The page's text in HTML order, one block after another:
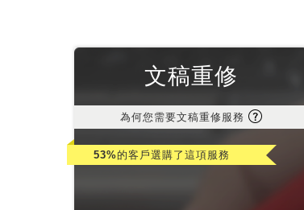
文稿重修
為何您需要文稿重修服務
53%的客戶選購了這項服務